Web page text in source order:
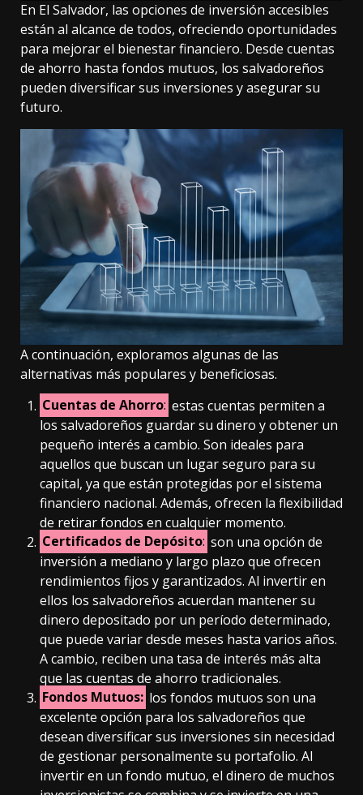
En El Salvador, las opciones de inversión accesibles
están al alcance de todos, ofreciendo oportunidades
para mejorar el bienestar financiero. Desde cuentas
de ahorro hasta fondos mutuos, los salvadoreños
pueden diversificar sus inversiones y asegurar su
futuro.
A continuación, exploramos algunas de las
alternativas más populares y beneficiosas.
Cuentas de Ahorro: estas cuentas permiten a
los salvadoreños guardar su dinero y obtener un
pequeño interés a cambio. Son ideales para
aquellos que buscan un lugar seguro para su
capital, ya que están protegidas por el sistema
financiero nacional. Además, ofrecen la flexibilidad
de retirar fondos en cualquier momento.
Certificados de Depósito: son una opción de
inversión a mediano y largo plazo que ofrecen
rendimientos fijos y garantizados. Al invertir en
ellos los salvadoreños acuerdan mantener su
dinero depositado por un período determinado,
que puede variar desde meses hasta varios años.
A cambio, reciben una tasa de interés más alta
que las cuentas de ahorro tradicionales.
Fondos Mutuos: los fondos mutuos son una
excelente opción para los salvadoreños que
desean diversificar sus inversiones sin necesidad
de gestionar personalmente su portafolio. Al
invertir en un fondo mutuo, el dinero de muchos